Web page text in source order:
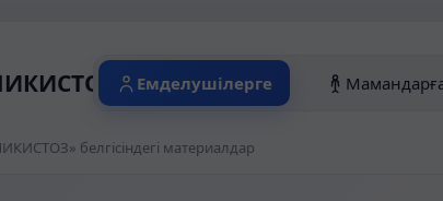
белгісіндегі
Емделушілерге
белгісіндегі материалдар